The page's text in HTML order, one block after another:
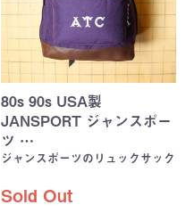
80s 90s USA製
JANSPORT ジャンスポー
ツ …
ジャンスポーツのリュックサック
Sold Out